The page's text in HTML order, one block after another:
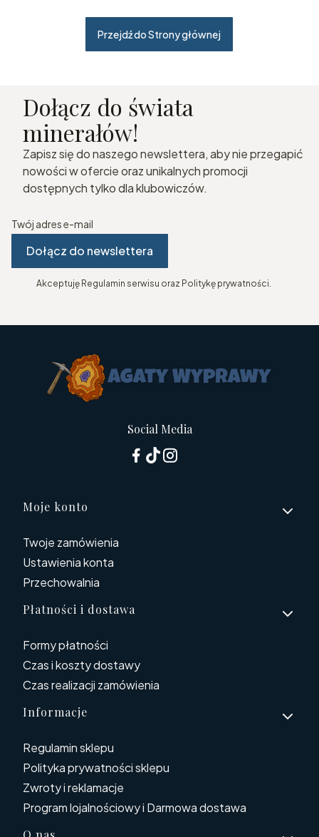
Przejdź do Strony głównej
Dołącz do świata
minerałów!
Zapisz się do naszego newslettera, aby nie przegapić
nowości w ofercie oraz unikalnych promocji
dostępnych tylko dla klubowiczów.
Twój adres e-mail
Dołącz do newslettera
Akceptuję Regulamin serwisu oraz Politykę prywatności.
Social Media
Linki w stopce
Moje konto
Twoje zamówienia
Ustawienia konta
Przechowalnia
Płatności i dostawa
Formy płatności
Czas i koszty dostawy
Czas realizacji zamówienia
Informacje
Regulamin sklepu
Polityka prywatności sklepu
Zwroty i reklamacje
Program lojalnościowy i Darmowa dostawa